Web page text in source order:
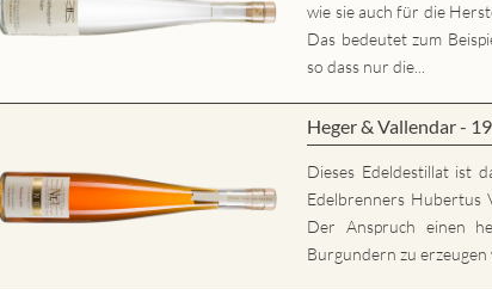
wie sie auch für die
Das bedeutet zum
so dass nur die...
Heger & Vallendar -
Dieses Edeldestillat ist
Edelbrenners Hubertus
Der Anspruch einen
Burgundern zu erzeugen